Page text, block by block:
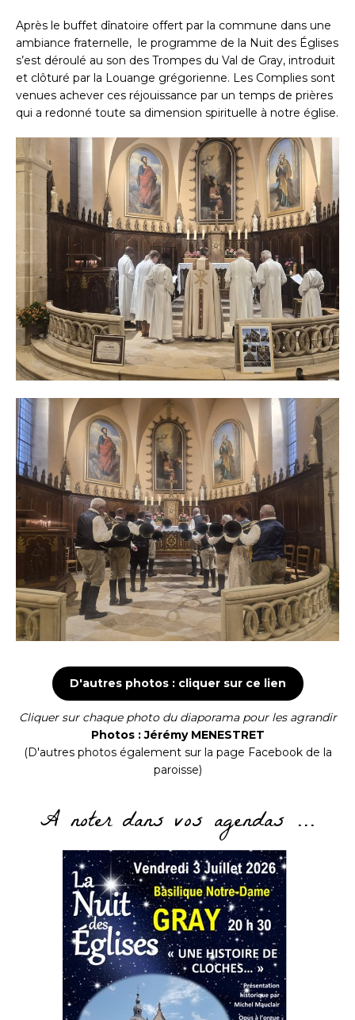
Après le buffet dînatoire offert par la commune dans une
ambiance fraternelle, le programme de la Nuit des Églises
s’est déroulé au son des Trompes du Val de Gray, introduit
et clôturé par la Louange grégorienne. Les Complies sont
venues achever ces réjouissance par un temps de prières
qui a redonné toute sa dimension spirituelle à notre église.
D'autres photos : cliquer sur ce lien
Cliquer sur chaque photo du diaporama pour les agrandir
Photos : Jérémy MENESTRET
(D'autres photos également sur la page Facebook de la
paroisse)
A noter dans vos agendas ...